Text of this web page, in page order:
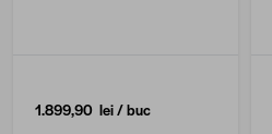
1.899,90 lei/ buc